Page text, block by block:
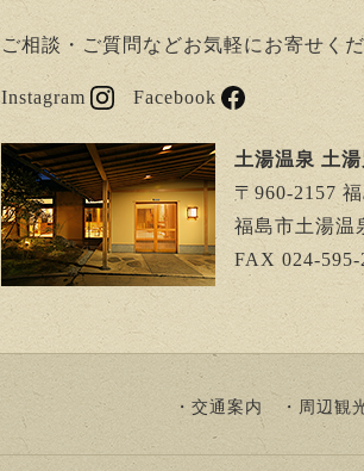
ご相談・ご質問などお気軽にお寄せく
Instagram Facebook
土湯温泉 土
〒960-2157
福島市土湯温
FAX 024-595-
交通案内 周辺観